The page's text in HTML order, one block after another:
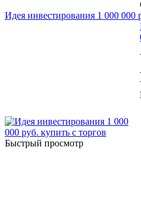
Идея инвестирования 1 000 000
Быстрый просмотр